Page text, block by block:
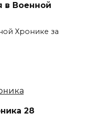
в Военной
Хронике за
28